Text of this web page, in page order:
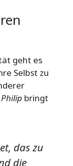
geht es
Selbst zu
bringt
das zu
die